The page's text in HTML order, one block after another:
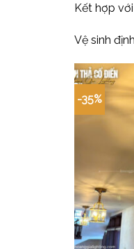
Kết hợp
Vệ sinh
-35%